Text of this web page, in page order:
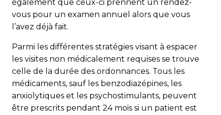
également que ceux-ci prennent un rendez-
vous pour un examen annuel alors que vous
l’avez déjà fait.
Parmi les différentes stratégies visant à espacer
les vi­si­tes non médicalement requises se trouve
celle de la durée des ordonnances. Tous les
médicaments, sauf les benzodiazépines, les
anxiolytiques et les psycho­stimulants, peuvent
être prescrits pendant 24 mois si un patient est